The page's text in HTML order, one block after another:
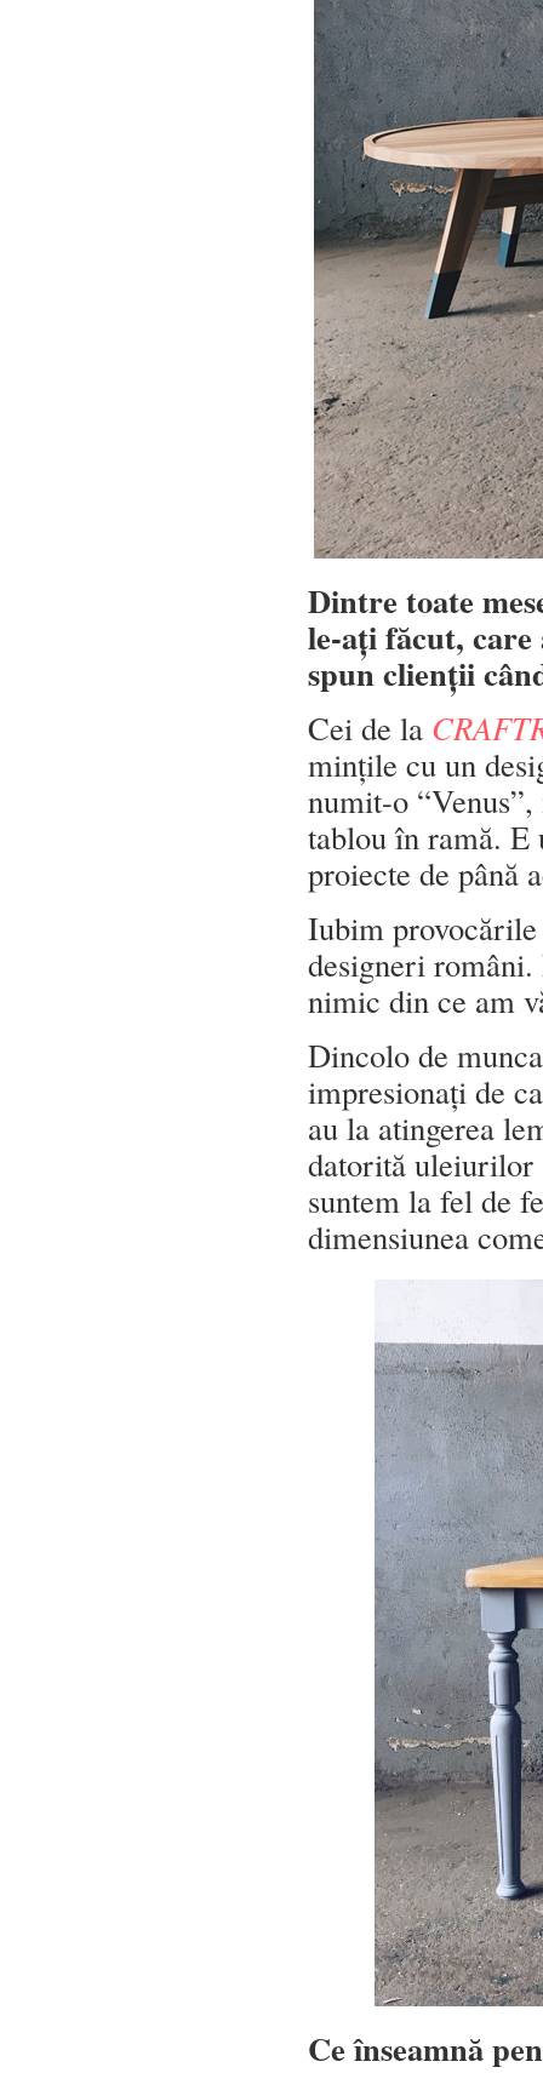
Dintre toate
le-ați făcut, care
spun clienții
Cei de la
mințile cu un
numit-o
tablou în ramă. E
proiecte de
Iubim
designeri români.
nimic din ce am
Dincolo de
impresionați de
au la atingerea
datorită uleiurilor
suntem la fel de
dimensiunea
Ceînseamnă